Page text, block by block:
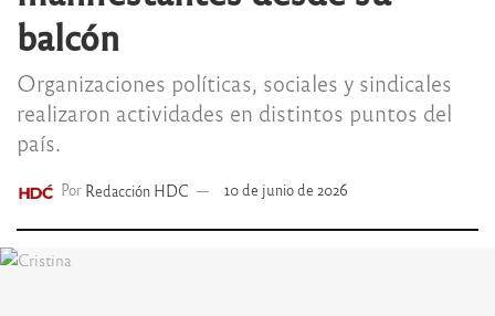
balcón
Organizaciones políticas, sociales y sindicales
realizaron actividades en distintos puntos del
país.
Por Redacción HDC 10 de junio de 2026